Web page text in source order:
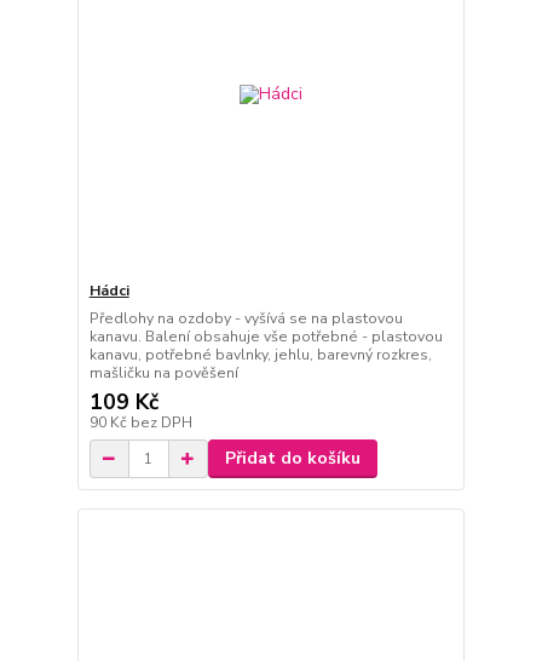
Hádci
Předlohy na ozdoby - vyšívá se na plastovou
kanavu. Balení obsahuje vše potřebné - plastovou
kanavu, potřebné bavlnky, jehlu, barevný rozkres,
mašličku na pověšení
109 Kč
90 Kč bez DPH
Přidat do košíku